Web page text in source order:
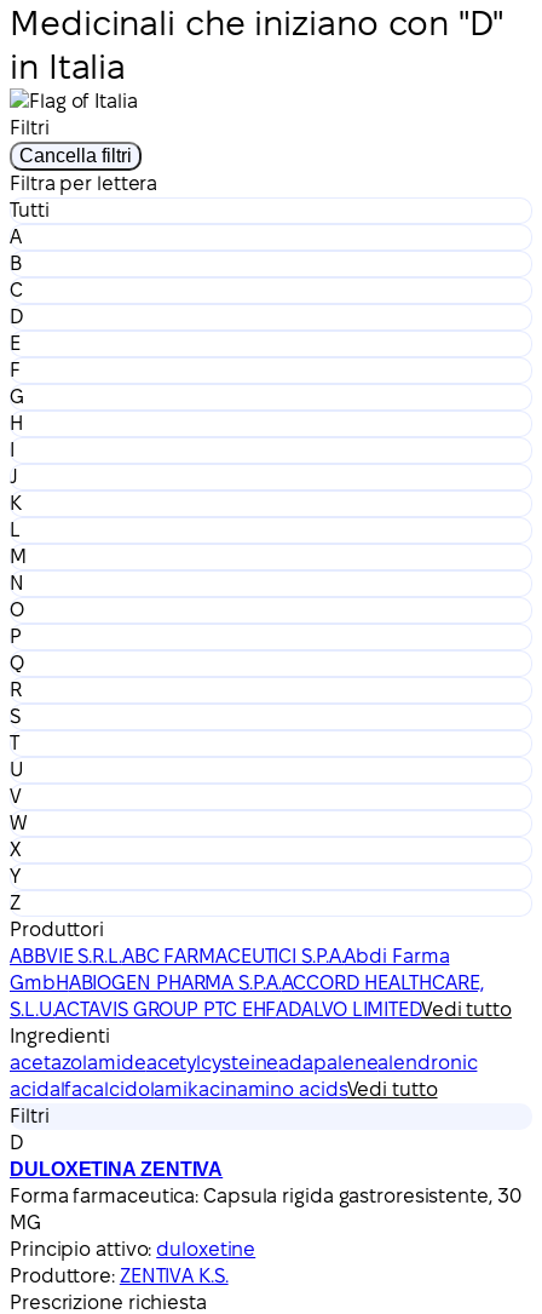
Medicinali che iniziano con "D"
in Italia
Filtri
Cancella filtri
Filtra per lettera
Tutti
A
B
C
D
E
F
G
H
I
J
K
L
M
N
O
P
Q
R
S
T
U
V
W
X
Y
Z
Produttori
ABBVIE S.R.L.ABC FARMACEUTICI S.P.A.Abdi Farma
GmbHABIOGEN PHARMA S.P.A.ACCORD HEALTHCARE,
S.L.U.ACTAVIS GROUP PTC EHFADALVO LIMITEDVedi tutto
Ingredienti
acetazolamideacetylcysteineadapalenealendronic
acidalfacalcidolamikacinamino acidsVedi tutto
Filtri
D
DULOXETINA ZENTIVA
Forma farmaceutica: Capsula rigida gastroresistente, 30
MG
Principio attivo: duloxetine
Produttore: ZENTIVA K.S.
Prescrizione richiesta